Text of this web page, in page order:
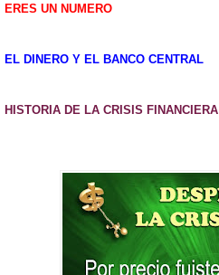
ERES UN NUMERO
EL DINERO Y EL BANCO CENTRAL
HISTORIA DE LA CRISIS FINANCIERA